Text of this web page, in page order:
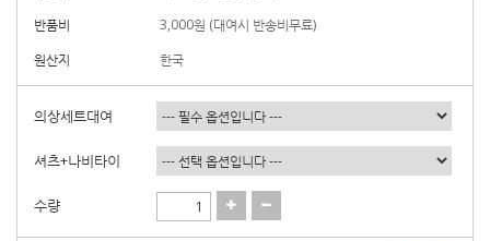
반품비
3,000원 (대여시 반송비무료)
원산지
한국
의상세트대여
셔츠+나비타이
수량